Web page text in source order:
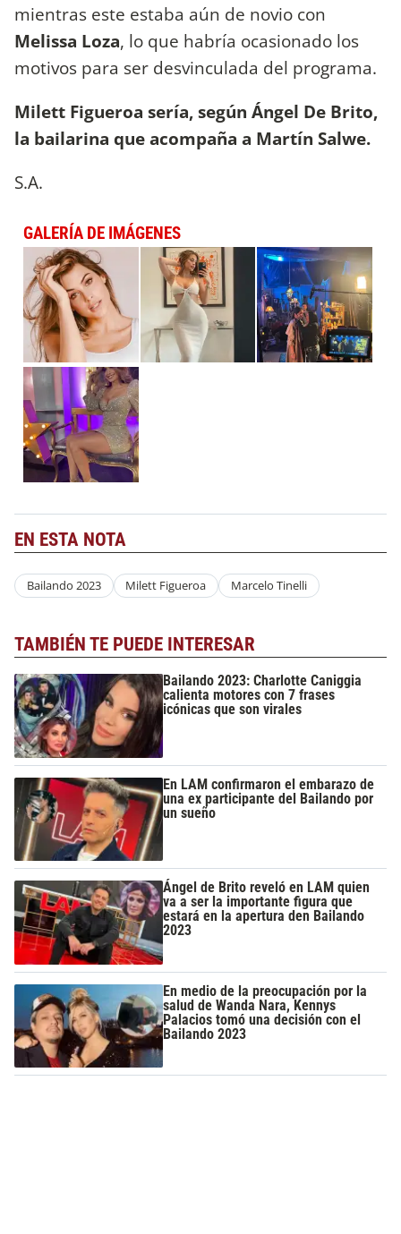
mientras este estaba aún de novio con
Melissa Loza, lo que habría ocasionado los
motivos para ser desvinculada del programa.
Milett Figueroa sería, según Ángel De Brito,
la bailarina que acompaña a Martín Salwe.
S.A.
GALERÍA DE IMÁGENES
EN ESTA NOTA
Bailando 2023 Milett Figueroa Marcelo Tinelli
TAMBIÉN TE PUEDE INTERESAR
Bailando 2023: Charlotte Caniggia
calienta motores con 7 frases
icónicas que son virales
En LAM confirmaron el embarazo de
una ex participante del Bailando por
un sueño
Ángel de Brito reveló en LAM quien
va a ser la importante figura que
estará en la apertura den Bailando
2023
En medio de la preocupación por la
salud de Wanda Nara, Kennys
Palacios tomó una decisión con el
Bailando 2023